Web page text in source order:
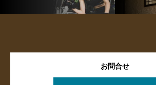
お問合せ